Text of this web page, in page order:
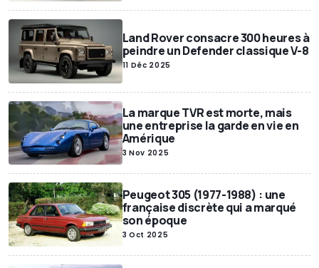
Land Rover consacre 300 heures à
peindre un Defender classique V-8
11 Déc 2025
La marque TVR est morte, mais
une entreprise la garde en vie en
Amérique
3 Nov 2025
Peugeot 305 (1977-1988) : une
française discrète qui a marqué
son époque
3 Oct 2025